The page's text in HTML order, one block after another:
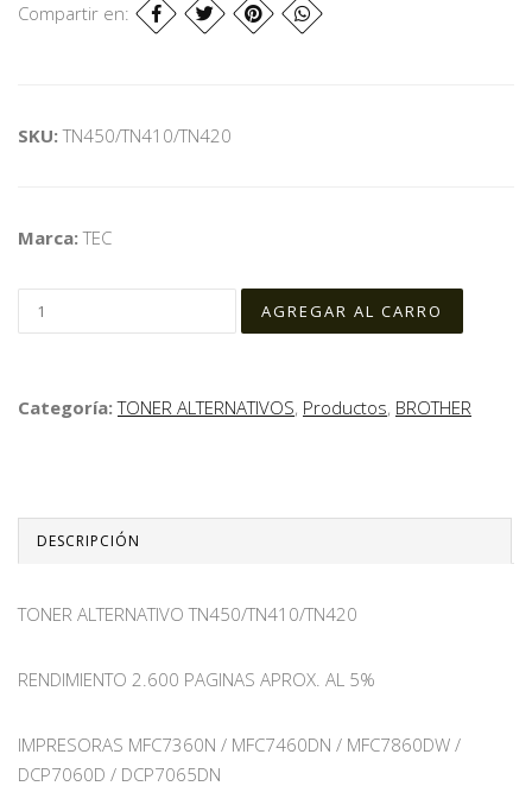
Compartir en:
SKU:TN450/TN410/TN420
Marca:TEC
Categoría:TONER ALTERNATIVOS, Productos, BROTHER
DESCRIPCIÓN
TONER ALTERNATIVO TN450/TN410/TN420
RENDIMIENTO 2.600 PAGINAS APROX. AL 5%
IMPRESORAS MFC7360N / MFC7460DN / MFC7860DW /
DCP7060D / DCP7065DN